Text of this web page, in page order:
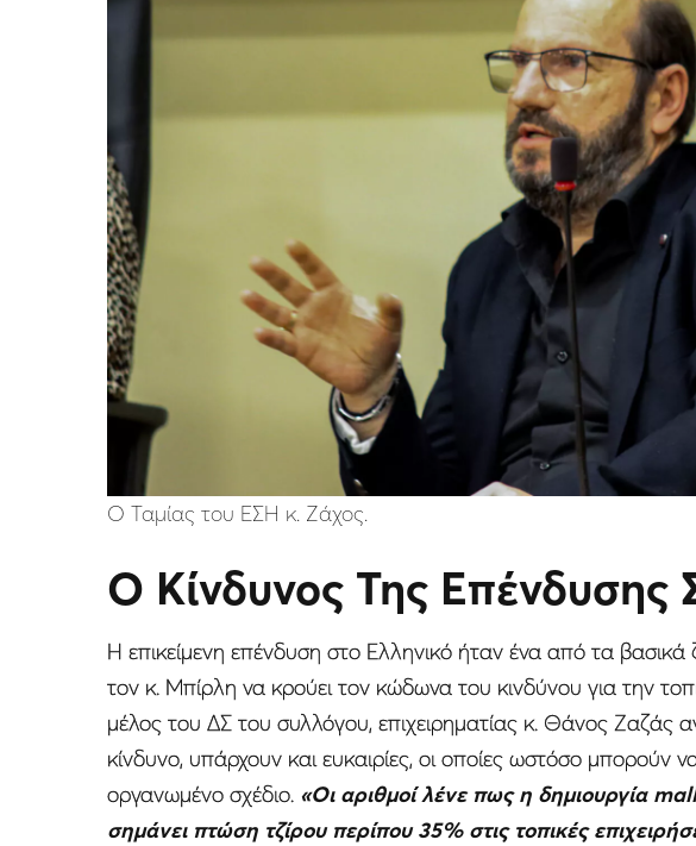
Ο Ταμίας του ΕΣΗ κ. Ζάχος.
Ο Κίνδυνος Της Επένδυσης
Η επικείμενη επένδυση στο Ελληνικό ήταν ένα από τα
τον κ. Μπίρλη να κρούει τον κώδωνα του κινδύνου για την
μέλος του ΔΣ του συλλόγου, επιχειρηματίας κ. Θάνος Ζαζάς
κίνδυνο, υπάρχουν και ευκαιρίες, οι οποίες ωστόσο μπορούν
οργανωμένο σχέδιο. «Οι αριθμοί λένε πως η δημιουργία
σημάνει πτώση τζίρου περίπου 35% στις τοπικές